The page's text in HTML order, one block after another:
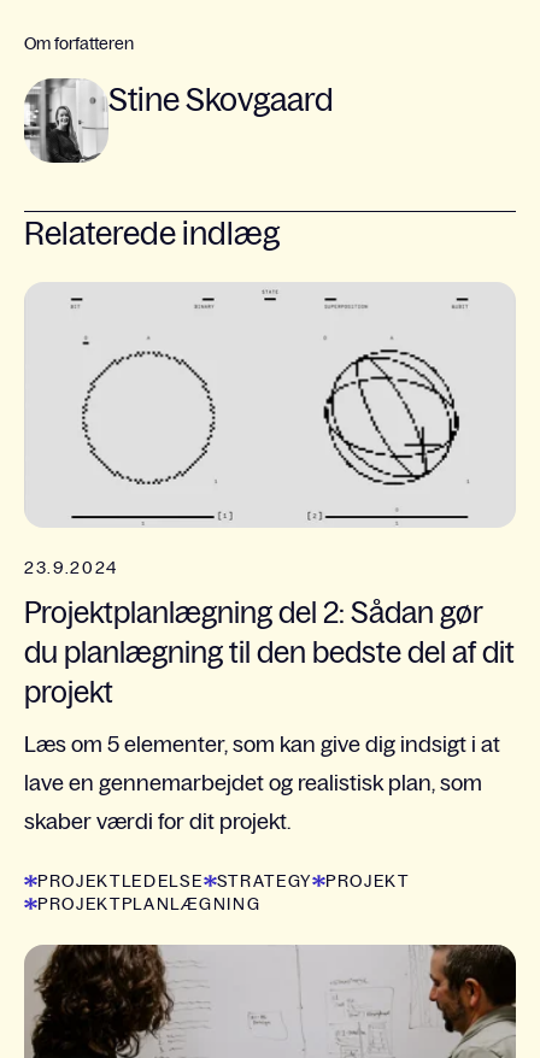
Om forfatteren
Stine Skovgaard
Relaterede indlæg
23.9.2024
Projektplanlægning del 2: Sådan gør
du planlægning til den bedste del af dit
projekt
Læs om 5 elementer, som kan give dig indsigt i at
lave en gennemarbejdet og realistisk plan, som
skaber værdi for dit projekt.
PROJEKTLEDELSE STRATEGY
PROJEKT
PROJEKTPLANLÆGNING